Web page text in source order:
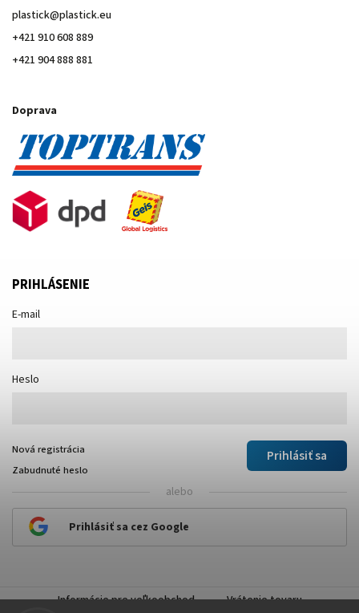
plastick@plastick.eu
+421 910 608 889
+421 904 888 881
Doprava
PRIHLÁSENIE
E-mail
Heslo
Prihlásiť sa
Nová registrácia
Zabudnuté heslo
alebo
Prihlásiť sa cez Google
Informácie pre veľkoobchod Vrátenie tovaru